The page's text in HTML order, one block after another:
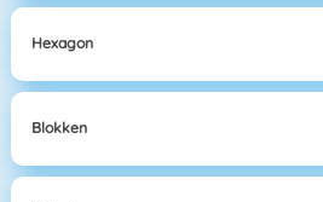
Hexagon
Blokken